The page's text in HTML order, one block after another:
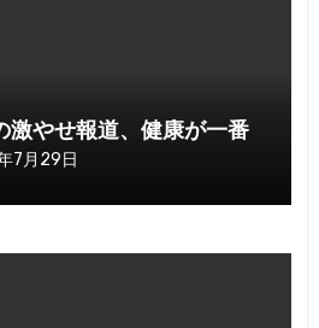
激やせ報道、健康が一番
7月29日